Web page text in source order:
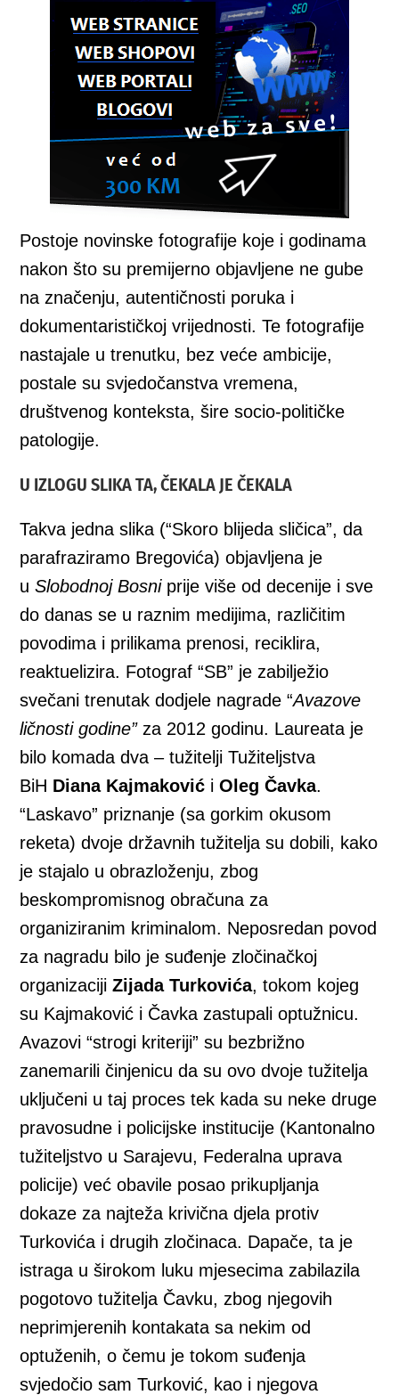
Postoje novinske fotografije koje i godinama
nakon što su premijerno objavljene ne gube
na značenju, autentičnosti poruka i
dokumentarističkoj vrijednosti. Te fotografije
nastajale u trenutku, bez veće ambicije,
postale su svjedočanstva vremena,
društvenog konteksta, šire socio-političke
patologije.
U IZLOGU SLIKA TA, ČEKALA JE ČEKALA
Takva jedna slika (“Skoro blijeda sličica”, da
parafraziramo Bregovića) objavljena je
u Slobodnoj Bosniprije više od decenije i sve
do danas se u raznim medijima, različitim
povodima i prilikama prenosi, reciklira,
reaktuelizira. Fotograf “SB” je zabilježio
svečani trenutak dodjele nagrade “Avazove
ličnosti godine”za 2012 godinu. Laureata je
bilo komada dva – tužitelji Tužiteljstva
BiH Diana Kajmaković i Oleg Čavka.
“Laskavo” priznanje (sa gorkim okusom
reketa) dvoje državnih tužitelja su dobili, kako
je stajalo u obrazloženju, zbog
beskompromisnog obračuna za
organiziranim kriminalom. Neposredan povod
za nagradu bilo je suđenje zločinačkoj
organizaciji Zijada Turkovića, tokom kojeg
su Kajmaković i Čavka zastupali optužnicu.
Avazovi “strogi kriteriji” su bezbrižno
zanemarili činjenicu da su ovo dvoje tužitelja
uključeni u taj proces tek kada su neke druge
pravosudne i policijske institucije (Kantonalno
tužiteljstvo u Sarajevu, Federalna uprava
policije) već obavile posao prikupljanja
dokaze za najteža krivična djela protiv
Turkovića i drugih zločinaca. Dapače, ta je
istraga u širokom luku mjesecima zabilazila
pogotovo tužitelja Čavku, zbog njegovih
neprimjerenih kontakata sa nekim od
optuženih, o čemu je tokom suđenja
svjedočio sam Turković, kao i njegova